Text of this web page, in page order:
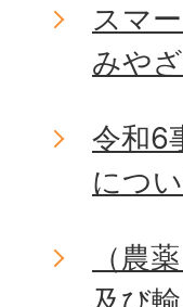
スマ
みや
令和6
につ
（農